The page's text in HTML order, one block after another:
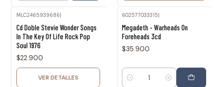
MLC2465939686
Cd Doble Stevie Wonder Songs
In The Key Of Life Rock Pop
Soul 1976
$22.900
VER DETALLES
602577033315
Megadeth - Warheads On
Foreheads 3cd
$35.900
Cantidad